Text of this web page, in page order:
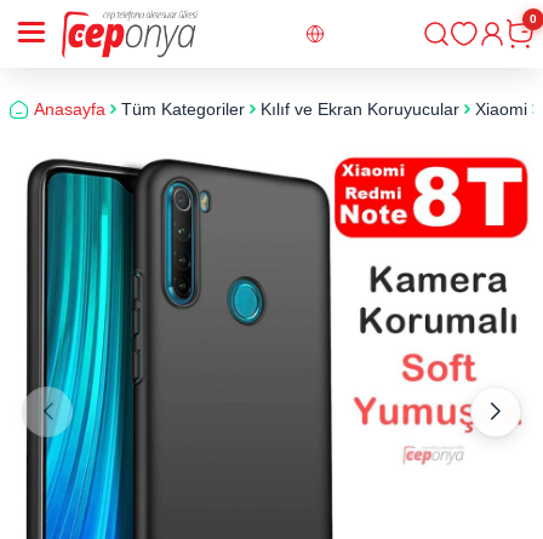
Giriş
0
Anasayfa Tüm Kategoriler Kılıf ve Ekran Koruyucular Xiaomi